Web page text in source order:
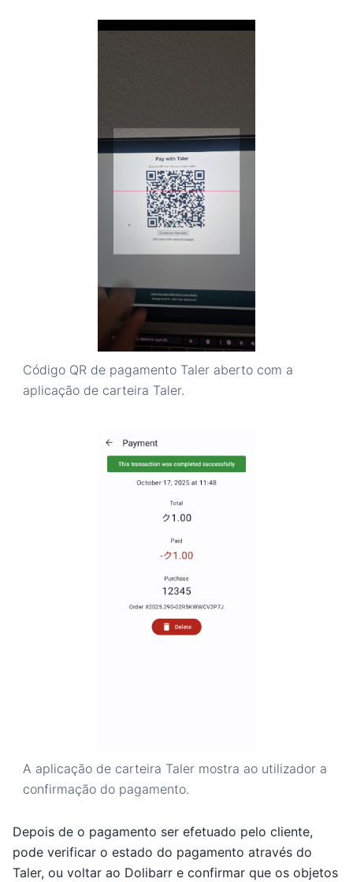
Código QR de pagamento Taler aberto com a
aplicação de carteira Taler.
A aplicação de carteira Taler mostra ao utilizador a
confirmação do pagamento.
Depois de o pagamento ser efetuado pelo cliente,
pode verificar o estado do pagamento através do
Taler, ou voltar ao Dolibarr e confirmar que os objetos